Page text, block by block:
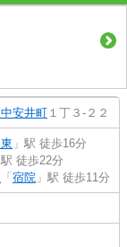
中安井町 １丁３-２２
」駅 徒歩16分
駅 徒歩22分
「 宿院 」駅 徒歩11分